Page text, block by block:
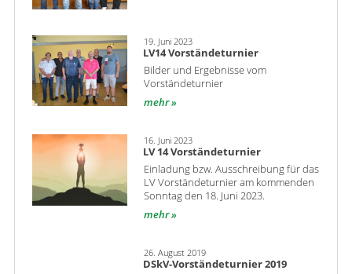
19. Juni 2023
LV14 Vorständeturnier
Bilder und Ergebnisse vom
Vorständeturnier
mehr
16. Juni 2023
LV 14 Vorständeturnier
Einladung bzw. Ausschreibung für das
LV Vorständeturnier am kommenden
Sonntag den 18. Juni 2023.
mehr
26. August 2019
DSkV-Vorständeturnier 2019